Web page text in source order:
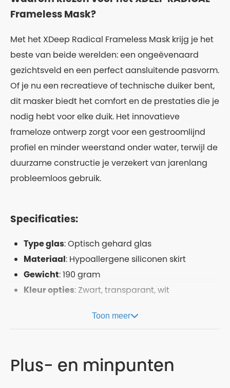
Frameless Mask?
Met het XDeep Radical Frameless Mask krijg je het
beste van beide werelden: een ongeëvenaard
gezichtsveld en een perfect aansluitende pasvorm.
Of je nu een recreatieve of technische duiker bent,
dit masker biedt het comfort en de prestaties die je
nodig hebt voor elke duik. Het innovatieve
frameloze ontwerp zorgt voor een gestroomlijnd
profiel en minder weerstand onder water, terwijl de
duurzame constructie je verzekert van jarenlang
probleemloos gebruik.
Specificaties:
Type glas: Optisch gehard glas
Materiaal: Hypoallergene siliconen skirt
Gewicht: 190 gram
Kleur opties: Zwart, transparant, wit
Toon meer
Plus- en minpunten